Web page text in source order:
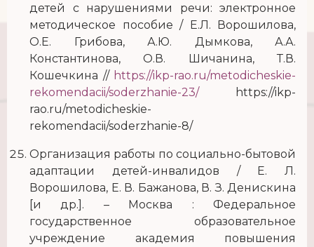
детей с нарушениями речи: электронное
методическое пособие / Е.Л. Ворошилова,
О.Е. Грибова, А.Ю. Дымкова, А.А.
Константинова, О.В. Шичанина, Т.В.
Кошечкина // https://ikp-rao.ru/metodicheskie-
rekomendacii/soderzhanie-23/https://ikp-
rao.ru/metodicheskie-
rekomendacii/soderzhanie-8/
Организация работы по социально-бытовой
адаптации детей-инвалидов / Е. Л.
Ворошилова, Е. В. Бажанова, В. З. Денискина
[и др.]. – Москва : Федеральное
государственное образовательное
учреждение академия повышения